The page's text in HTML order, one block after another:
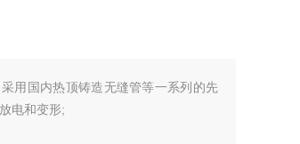
用国内热顶铸造无缝管等一系列的先
电和变形;